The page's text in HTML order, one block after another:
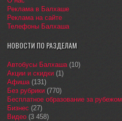
Реклама в Балхаше
Реклама на сайте
Телефоны Балхаша
НОВОСТИ ПО РАЗДЕЛАМ
Автобусы Балхаша(10)
Акции и скидки (1)
Афиша(131)
Без рубрики (770)
Бесплатное образование за рубежом
Бизнес (27)
Видео (3 458)